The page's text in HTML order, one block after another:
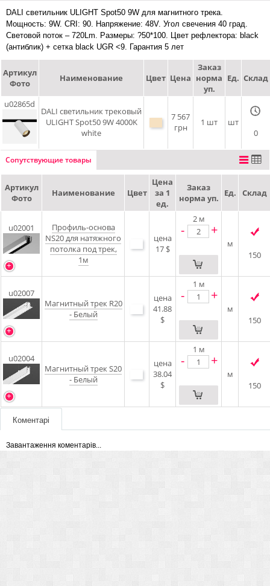
DALI cветильник ULIGHT Spot50 9W для магнитного трека.
Мощность: 9W. CRI: 90. Напряжение: 48V. Угол свечения 40 град.
Световой поток – 720Lm. Размеры: ?50*100. Цвет рефлектора: black
(антиблик) + сетка black UGR <9. Гарантия 5 лет
Артикул
Фото
Наименование Цвет Цена
Заказ
норма
уп.
Ед. Склад
u02865d
DALI cветильник трековый
ULIGHT Spot50 9W 4000K
white
7 567
грн
1 шт
шт
0
Сопутствующие товары
Артикул
Фото
Наименование Цвет
Цена
за 1
ед.
Заказ
норма уп.
Ед. Склад
u02001
Профиль-основа
NS20 для натяжного
потолка под трек,
1м
цена
17 $
2 м
- +
м
150
u02007
Магнитный трек R20
- Белый
цена
41.88
$
1 м
- +
м
150
u02004
Магнитный трек S20
- Белый
цена
38.04
$
1 м
- +
м
150
Коментарі
Завантаження коментарів...